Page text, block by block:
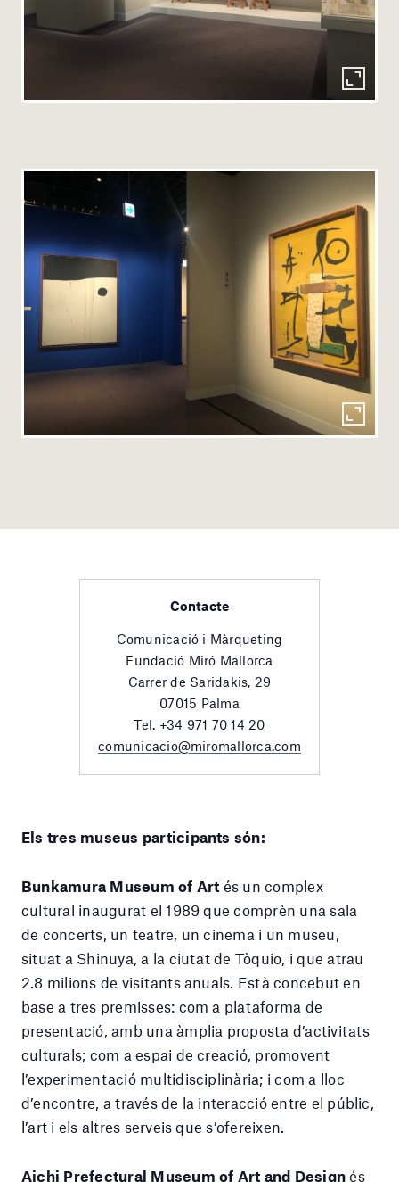
Contacte
Comunicació i Màrqueting
Fundació Miró Mallorca
Carrer de Saridakis, 29
07015 Palma
Tel. +34 971 70 14 20
comunicacio@miromallorca.com
Els tres museus participants són:
Bunkamura Museum of Art és un complex
cultural inaugurat el 1989 que comprèn una sala
de concerts, un teatre, un cinema i un museu,
situat a Shinuya, a la ciutat de Tòquio, i que atrau
2.8 milions de visitants anuals. Està concebut en
base a tres premisses: com a plataforma de
presentació, amb una àmplia proposta d’activitats
culturals; com a espai de creació, promovent
l’experimentació multidisciplinària; i com a lloc
d’encontre, a través de la interacció entre el públic,
l’art i els altres serveis que s’ofereixen.
Aichi Prefectural Museum of Art and Design és